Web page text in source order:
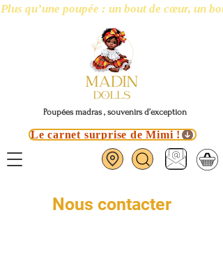
Plus qu’une poupée : un bout de cœur, un
Poupées madras , souvenirs d’exception
Le carnet surprise de Mimi !
Nous contacter